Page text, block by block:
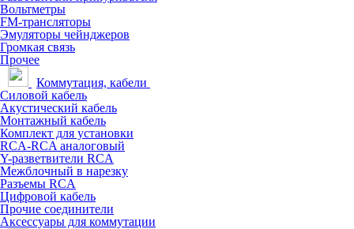
Вольтметры
FM-трансляторы
Эмуляторы чейнджеров
Громкая связь
Прочее
Коммутация, кабели
Силовой кабель
Акустический кабель
Монтажный кабель
Комплект для установки
RCA-RCA аналоговый
Y-разветвители RCA
Межблочный в нарезку
Разъемы RCA
Цифровой кабель
Прочие соединители
Аксессуары для коммутации